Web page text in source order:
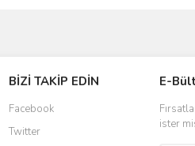
BİZİ TAKİP EDİN
Facebook
Twitter
E-
ister